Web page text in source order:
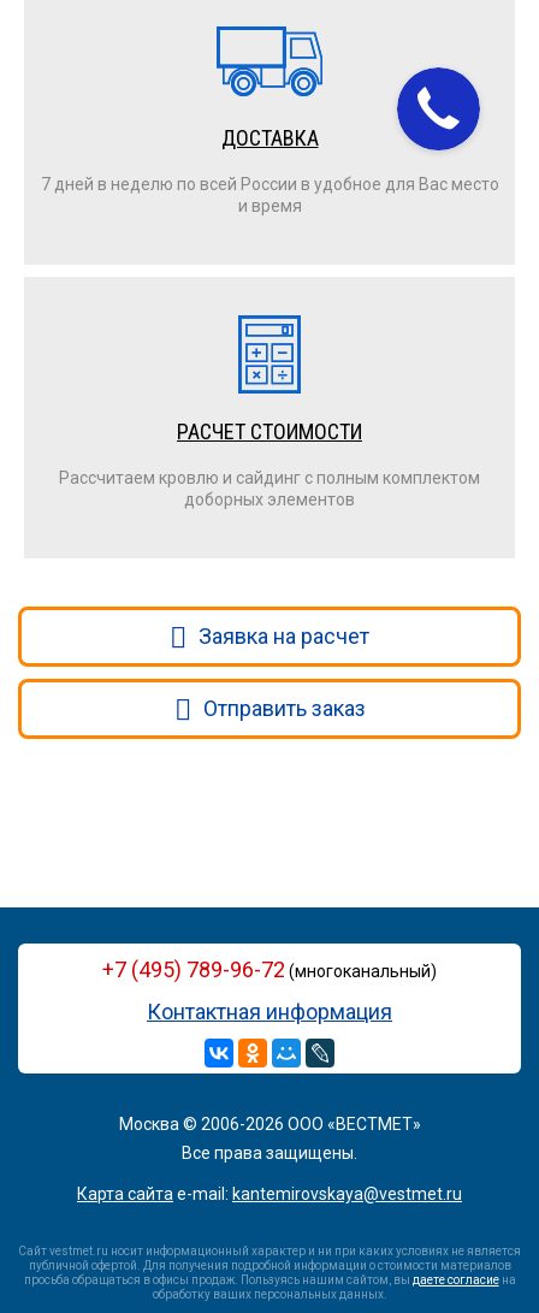
ДОСТАВКА
7 дней в неделю по всей России в удобное для Вас место
и время
РАСЧЕТ СТОИМОСТИ
Рассчитаем кровлю и сайдинг с полным комплектом
доборных элементов
Заявка на расчет
Отправить заказ
+7 (495) 789-96-72 (многоканальный)
Контактная информация
Москва © 2006-2026 ООО «ВЕСТМЕТ»
Все права защищены.
Карта сайта e-mail: kantemirovskaya@vestmet.ru
Сайт vestmet.ru носит информационный характер и ни при каких условиях не является
публичной офертой. Для получения подробной информации о стоимости материалов
просьба обращаться в офисы продаж. Пользуясь нашим сайтом, вы даете согласиена
обработку ваших персональных данных.